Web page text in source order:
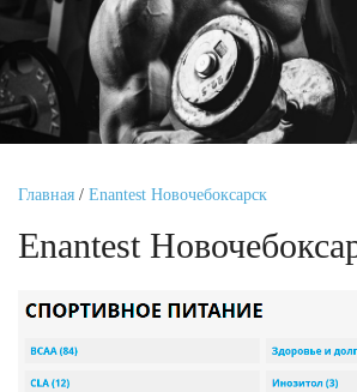
Главная / Enantest Новочебоксарск
Enantest